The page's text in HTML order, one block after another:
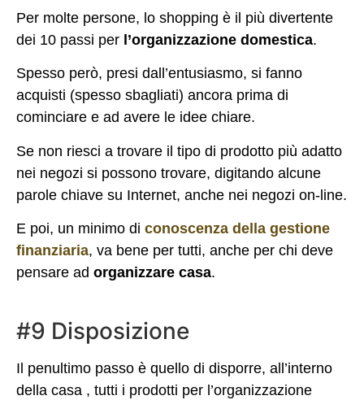
Per molte persone, lo shopping è il più divertente
dei 10 passi per l’organizzazione domestica.
Spesso però, presi dall’entusiasmo, si fanno
acquisti (spesso sbagliati) ancora prima di
cominciare e ad avere le idee chiare.
Se non riesci a trovare il tipo di prodotto più adatto
nei negozi si possono trovare, digitando alcune
parole chiave su Internet, anche nei negozi on-line.
E poi, un minimo di conoscenza della gestione
finanziaria, va bene per tutti, anche per chi deve
pensare ad organizzare casa.
#9 Disposizione
Il penultimo passo è quello di disporre, all’interno
della casa , tutti i prodotti per l’organizzazione